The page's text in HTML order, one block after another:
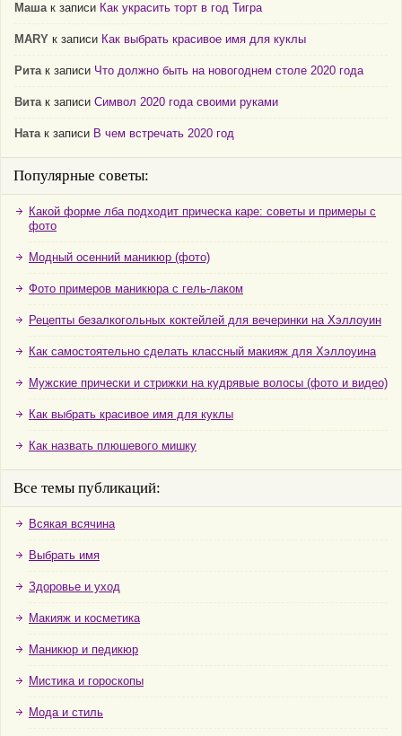
Машак записи Как украсить торт в год Тигра
MARY к записи Как выбрать красивое имя для куклы
Ритак записи Что должно быть на новогоднем столе 2020 года
Витак записи Символ 2020 года своими руками
Натак записи В чем встречать 2020 год
Популярные советы:
Какой форме лба подходит прическа каре: советы и примеры с
фото
Модный осенний маникюр (фото)
Фото примеров маникюра с гель-лаком
Рецепты безалкогольных коктейлей для вечеринки на Хэллоуин
Как самостоятельно сделать классный макияж для Хэллоуина
Мужские прически и стрижки на кудрявые волосы (фото и видео)
Как выбрать красивое имя для куклы
Как назвать плюшевого мишку
Все темы публикаций:
Всякая всячина
Выбрать имя
Здоровье и уход
Макияж и косметика
Маникюр и педикюр
Мистика и гороскопы
Мода и стиль